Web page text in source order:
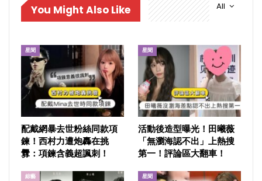
All
You Might Also Like
星聞
配戴網暴去世粉絲同款項
鍊！西村力遭炮轟在挑
釁：項鍊含義超諷刺！
星聞
活動後造型曝光！田曦薇
「無瀏海認不出」上熱搜
第一！評論區大翻車！
綜藝 星聞